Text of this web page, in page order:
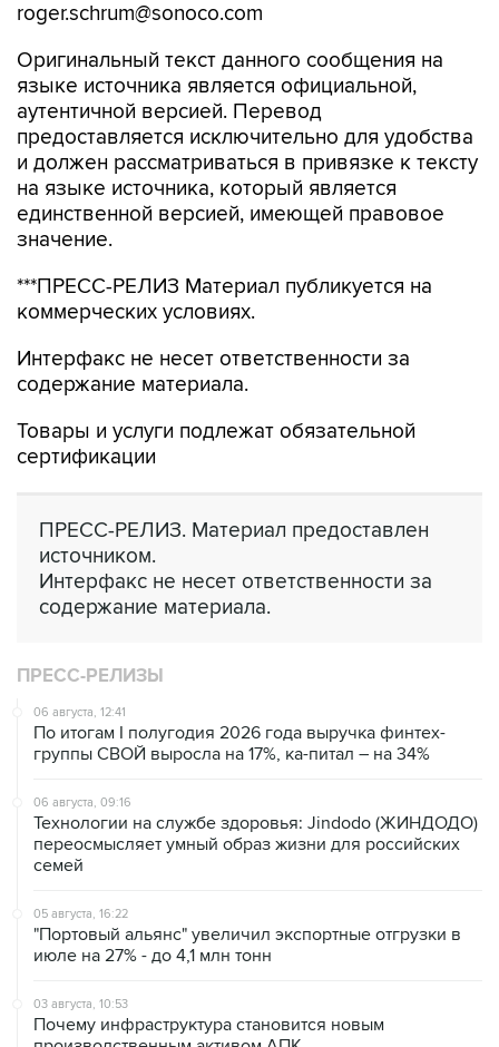
roger.schrum@sonoco.com
Оригинальный текст данного сообщения на
языке источника является официальной,
аутентичной версией. Перевод
предоставляется исключительно для удобства
и должен рассматриваться в привязке к тексту
на языке источника, который является
единственной версией, имеющей правовое
значение.
***ПРЕСС-РЕЛИЗ Материал публикуется на
коммерческих условиях.
Интерфакс не несет ответственности за
содержание материала.
Товары и услуги подлежат обязательной
сертификации
ПРЕСС-РЕЛИЗ. Материал предоставлен
источником.
Интерфакс не несет ответственности за
содержание материала.
ПРЕСС-РЕЛИЗЫ
06 августа, 12:41
По итогам I полугодия 2026 года выручка финтех-
группы СВОЙ выросла на 17%, ка-питал – на 34%
06 августа, 09:16
Технологии на службе здоровья: Jindodo (ЖИНДОДО)
переосмысляет умный образ жизни для российских
семей
05 августа, 16:22
"Портовый альянс" увеличил экспортные отгрузки в
июле на 27% - до 4,1 млн тонн
03 августа, 10:53
Почему инфраструктура становится новым